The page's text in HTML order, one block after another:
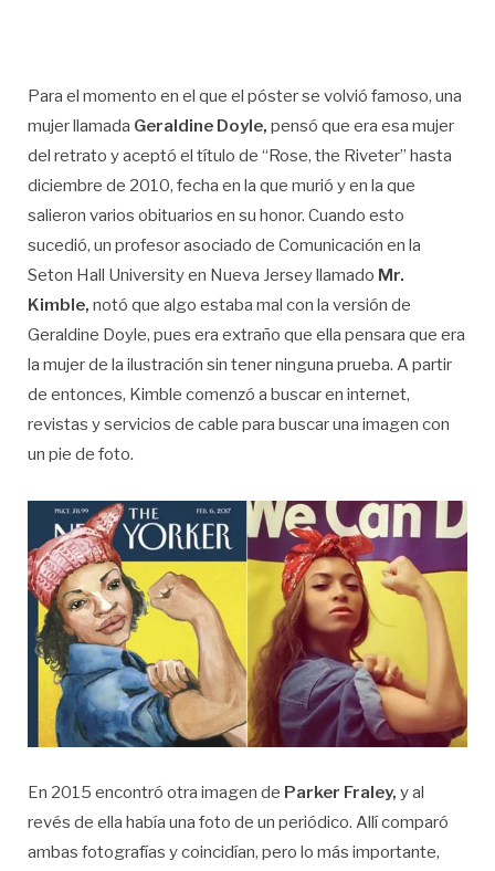
Para el momento en el que el póster se volvió famoso, una
mujer llamada Geraldine Doyle, pensó que era esa mujer
del retrato y aceptó el título de “Rose, the Riveter” hasta
diciembre de 2010, fecha en la que murió y en la que
salieron varios obituarios en su honor. Cuando esto
sucedió, un profesor asociado de Comunicación en la
Seton Hall University en Nueva Jersey llamado Mr.
Kimble, notó que algo estaba mal con la versión de
Geraldine Doyle, pues era extraño que ella pensara que era
la mujer de la ilustración sin tener ninguna prueba. A partir
de entonces, Kimble comenzó a buscar en internet,
revistas y servicios de cable para buscar una imagen con
un pie de foto.
En 2015 encontró otra imagen de Parker Fraley, y al
revés de ella había una foto de un periódico. Allí comparó
ambas fotografías y coincidían, pero lo más importante,